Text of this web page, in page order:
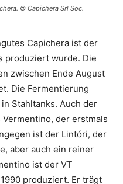
© Capichera Srl Soc.
Capichera ist der
produziert wurde. Die
zwischen Ende August
Die Fermentierung
Stahltanks. Auch der
der erstmals
ist der Lintóri, der
aber auch ein reiner
ist der VT
produziert. Er trägt